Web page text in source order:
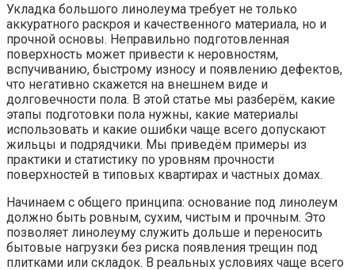
Укладка большого линолеума требует не только
аккуратного раскроя и качественного материала, но и
прочной основы. Неправильно подготовленная
поверхность может привести к неровностям,
вспучиванию, быстрому износу и появлению дефектов,
что негативно скажется на внешнем виде и
долговечности пола. В этой статье мы разберём, какие
этапы подготовки пола нужны, какие материалы
использовать и какие ошибки чаще всего допускают
жильцы и подрядчики. Мы приведём примеры из
практики и статистику по уровням прочности
поверхностей в типовых квартирах и частных домах.
Начинаем с общего принципа: основание под линолеум
должно быть ровным, сухим, чистым и прочным. Это
позволяет линолеуму служить дольше и переносить
бытовые нагрузки без риска появления трещин под
плитками или складок. В реальных условиях чаще всего